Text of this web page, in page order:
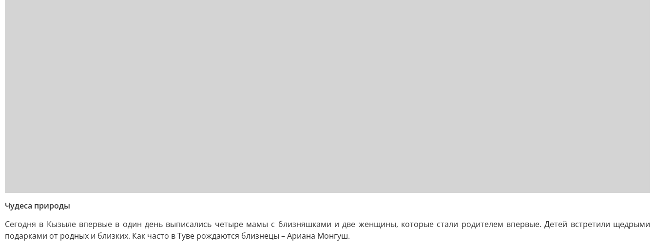
Чудеса природы
Сегодня в Кызыле впервые в один день выписались четыре мамы с близняшками и две женщины, которые стали родителем впервые. Детей встретили щедрыми
подарками от родных и близких. Как часто в Туве рождаются близнецы – Ариана Монгуш.